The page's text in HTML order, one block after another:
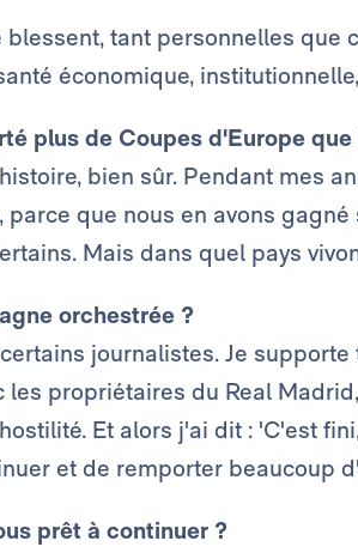
blessent, tant personnelles que
économique,
plus de Coupes d'Europe que
bien sûr. Pendant mes
parce que nous en avons
Mais dans quel pays
orchestrée ?
journalistes. Je
les propriétaires du Real
Et alors j'ai dit : 'C'est
et de remporter beaucoup
prêt à continuer ?